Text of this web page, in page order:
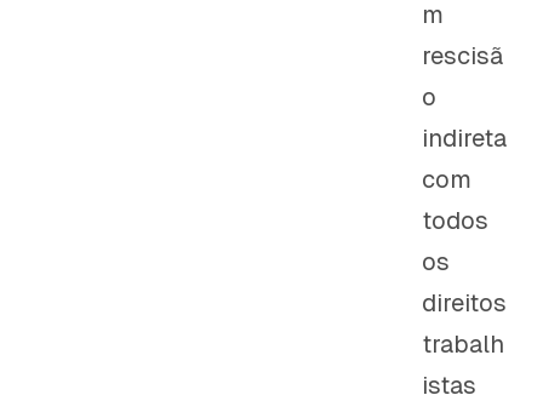
m
rescisã
o
indireta
com
todos
os
direitos
trabalh
istas